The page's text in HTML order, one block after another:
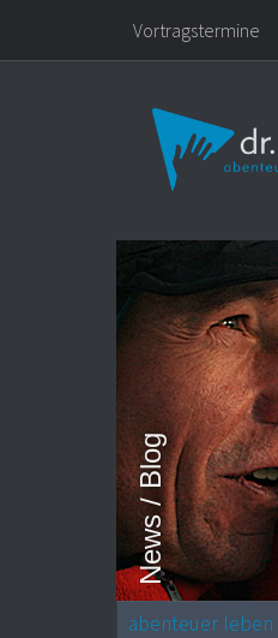
Zum Inhalt springen
Vortragstermine
News / Blog
abenteuer leben